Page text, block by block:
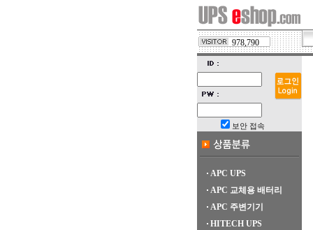
978,790
보안 접속
APC UPS
APC 교체용 배터리
APC 주변기기
HITECH UPS